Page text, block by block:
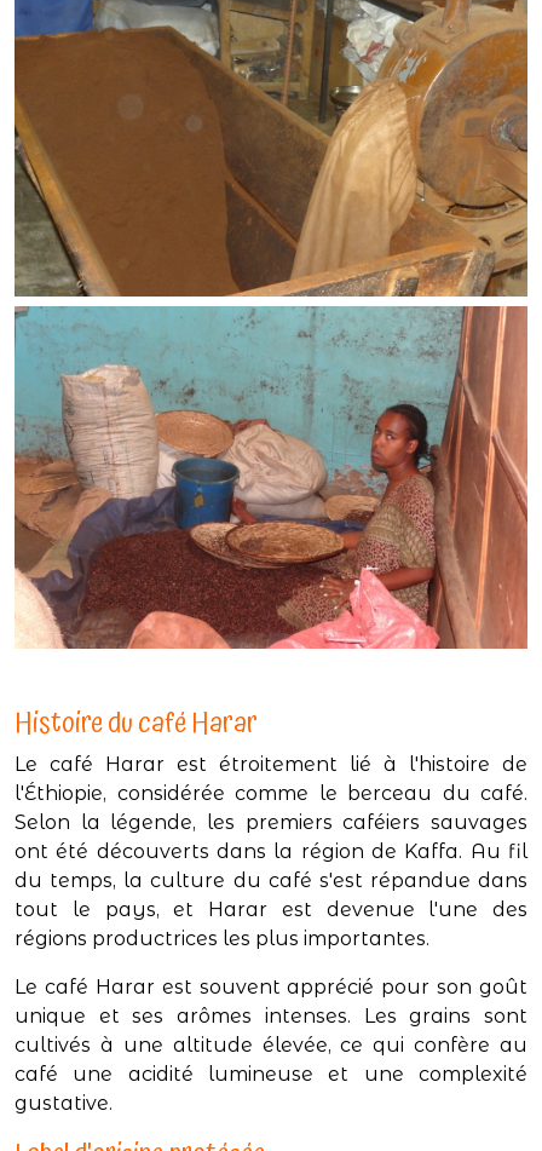
Histoire du café Harar
Le café Harar est étroitement lié à l'histoire de
l'Éthiopie, considérée comme le berceau du café.
Selon la légende, les premiers caféiers sauvages
ont été découverts dans la région de Kaffa. Au fil
du temps, la culture du café s'est répandue dans
tout le pays, et Harar est devenue l'une des
régions productrices les plus importantes.
Le café Harar est souvent apprécié pour son goût
unique et ses arômes intenses. Les grains sont
cultivés à une altitude élevée, ce qui confère au
café une acidité lumineuse et une complexité
gustative.